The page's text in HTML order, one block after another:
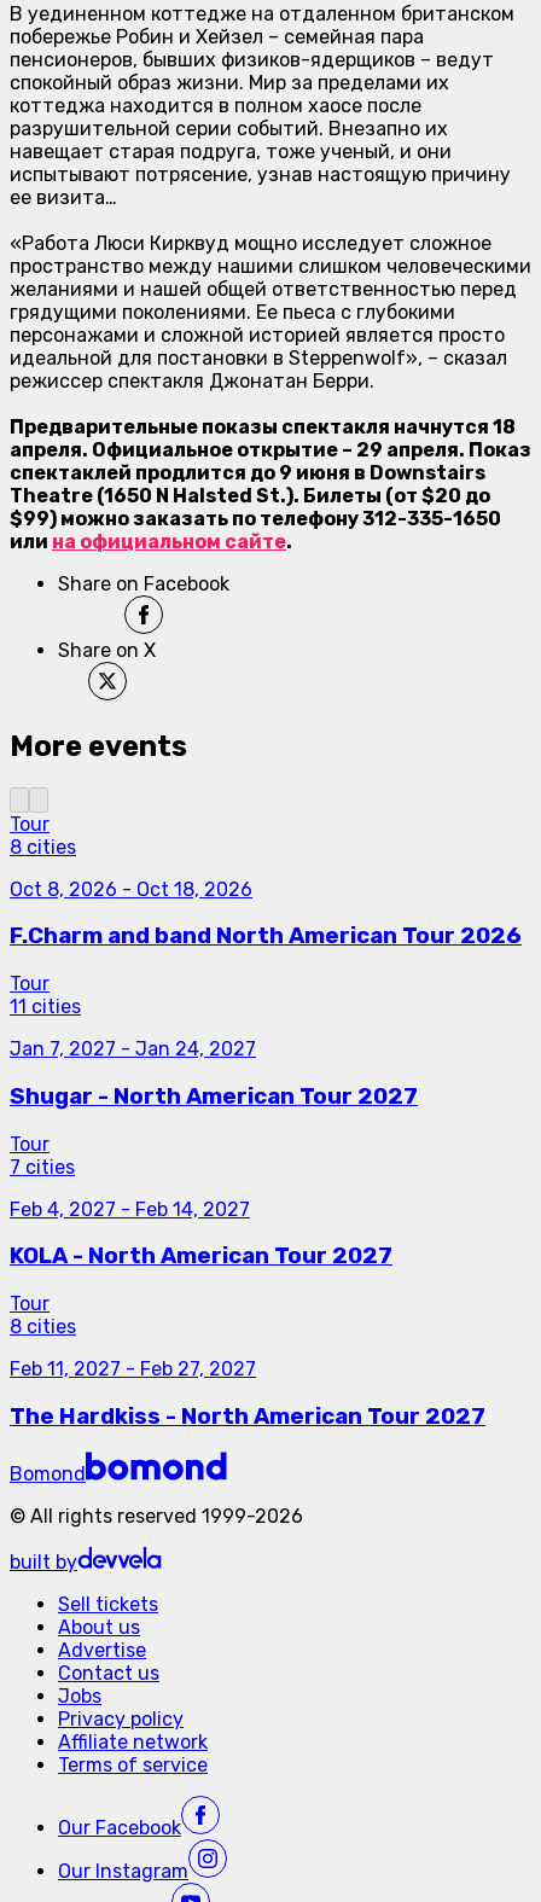
В уединенном коттедже на отдаленном британском
побережье Робин и Хейзел – семейная пара
пенсионеров, бывших физиков-ядерщиков – ведут
спокойный образ жизни. Мир за пределами их
коттеджа находится в полном хаосе после
разрушительной серии событий. Внезапно их
навещает старая подруга, тоже ученый, и они
испытывают потрясение, узнав настоящую причину
ее визита…
«Работа Люси Кирквуд мощно исследует сложное
пространство между нашими слишком человеческими
желаниями и нашей общей ответственностью перед
грядущими поколениями. Ее пьеса с глубокими
персонажами и сложной историей является просто
идеальной для постановки в Steppenwolf», – сказал
режиссер спектакля Джонатан Берри.
Предварительные показы спектакля начнутся 18
апреля. Официальное открытие – 29 апреля. Показ
спектаклей продлится до 9 июня в Downstairs
Theatre (1650 N Halsted St.). Билеты (от $20 до
$99) можно заказать по телефону 312-335-1650
или на официальном сайте.
Share on Facebook
Share on X
More events
Tour
8 cities
Oct 8, 2026 - Oct 18, 2026
F.Charm and band North American Tour 2026
Tour
11 cities
Jan 7, 2027 - Jan 24, 2027
Shugar - North American Tour 2027
Tour
7 cities
Feb 4, 2027 - Feb 14, 2027
KOLA - North American Tour 2027
Tour
8 cities
Feb 11, 2027 - Feb 27, 2027
The Hardkiss - North American Tour 2027
Bomond
© All rights reserved 1999-2026
built by
Sell tickets
About us
Advertise
Contact us
Jobs
Privacy policy
Affiliate network
Terms of service
Our Facebook
Our Instagram